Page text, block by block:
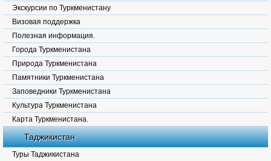
Экскурсии по Туркменистану
Визовая поддержка
Полезная информация.
Города Туркменистана
Природа Туркменистана
Памятники Туркменистана
Заповедники Туркменистана
Культура Туркменистана
Карта Туркменистана.
Таджикистан
Туры Таджикистана